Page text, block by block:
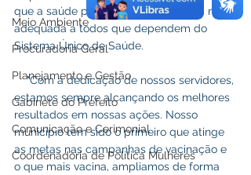
Meio Ambiente
Procuradoria Geral
Planejamento e Gestão
Gabinete do Prefeito
Comunicação e Cerimonial
Coordenadoria de Politica Mulheres
que a saúde possa atender da forma mais
adequada a todos que dependem do
Sistema Único de Saúde.
    "Com a dedicação de nossos servidores,
estamos sempre alcançando os melhores
resultados em nossas ações. Nosso
município tem sido o primeiro que atinge
as metas nas campanhas de vacinação e
o que mais vacina, ampliamos de forma